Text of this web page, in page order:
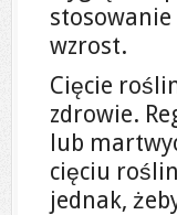
wzrost.
Cięcie
zdrowie.
lub
cięciu
jednak,